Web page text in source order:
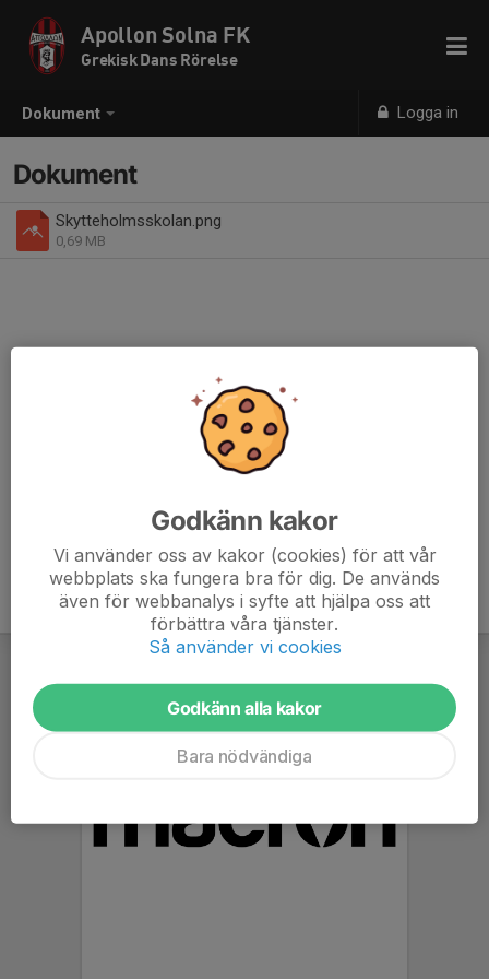
Dokument Logga in
Apollon Solna FK
Grekisk Dans Rörelse
Dokument
Skytteholmsskolan.png
0,69 MB
Godkänn kakor
Vi använder oss av kakor (cookies) för att vår
webbplats ska fungera bra för dig. De används
även för webbanalys i syfte att hjälpa oss att
förbättra våra tjänster.
Så använder vi cookies
Godkänn alla kakor
Bara nödvändiga